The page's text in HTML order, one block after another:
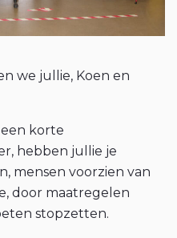
we jullie, Koen en
korte
hebben jullie je
mensen voorzien van
door maatregelen
stopzetten.